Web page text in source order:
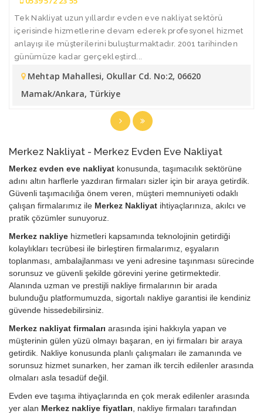
Tek Nakliyat uzun yıllardır evden eve nakliyat sektörü
içerisinde hizmetlerine devam ederek profesyonel hizmet
anlayışı ile müşterilerini buluşturmaktadır. 2001 tarihinden
günümüze kadar gerçekleştird...
Mehtap Mahallesi, Okullar Cd. No:2, 06620
Mamak/Ankara, Türkiye
Merkez Nakliyat - Merkez Evden Eve Nakliyat
Merkez evden eve nakliyat konusunda, taşımacılık sektörüne
adını altın harflerle yazdıran firmaları sizler için bir araya getirdik.
Güvenli taşımacılığa önem veren, müşteri memnuniyeti odaklı
çalışan firmalarımız ile Merkez Nakliyat ihtiyaçlarınıza, akılcı ve
pratik çözümler sunuyoruz.
Merkez nakliye hizmetleri kapsamında teknolojinin getirdiği
kolaylıkları tecrübesi ile birleştiren firmalarımız, eşyaların
toplanması, ambalajlanması ve yeni adresine taşınması sürecinde
sorunsuz ve güvenli şekilde görevini yerine getirmektedir.
Alanında uzman ve prestijli nakliye firmalarının bir arada
bulunduğu platformumuzda, sigortalı nakliye garantisi ile kendiniz
güvende hissedebilirsiniz.
Merkez nakliyat firmaları arasında işini hakkıyla yapan ve
müşterinin gülen yüzü olmayı başaran, en iyi firmaları bir araya
getirdik. Nakliye konusunda planlı çalışmaları ile zamanında ve
sorunsuz hizmet sunarken, her zaman ilk tercih edilenler arasında
olmaları asla tesadüf değil.
Evden eve taşıma ihtiyaçlarında en çok merak edilenler arasında
yer alan Merkez nakliye fiyatları , nakliye firmaları tarafından